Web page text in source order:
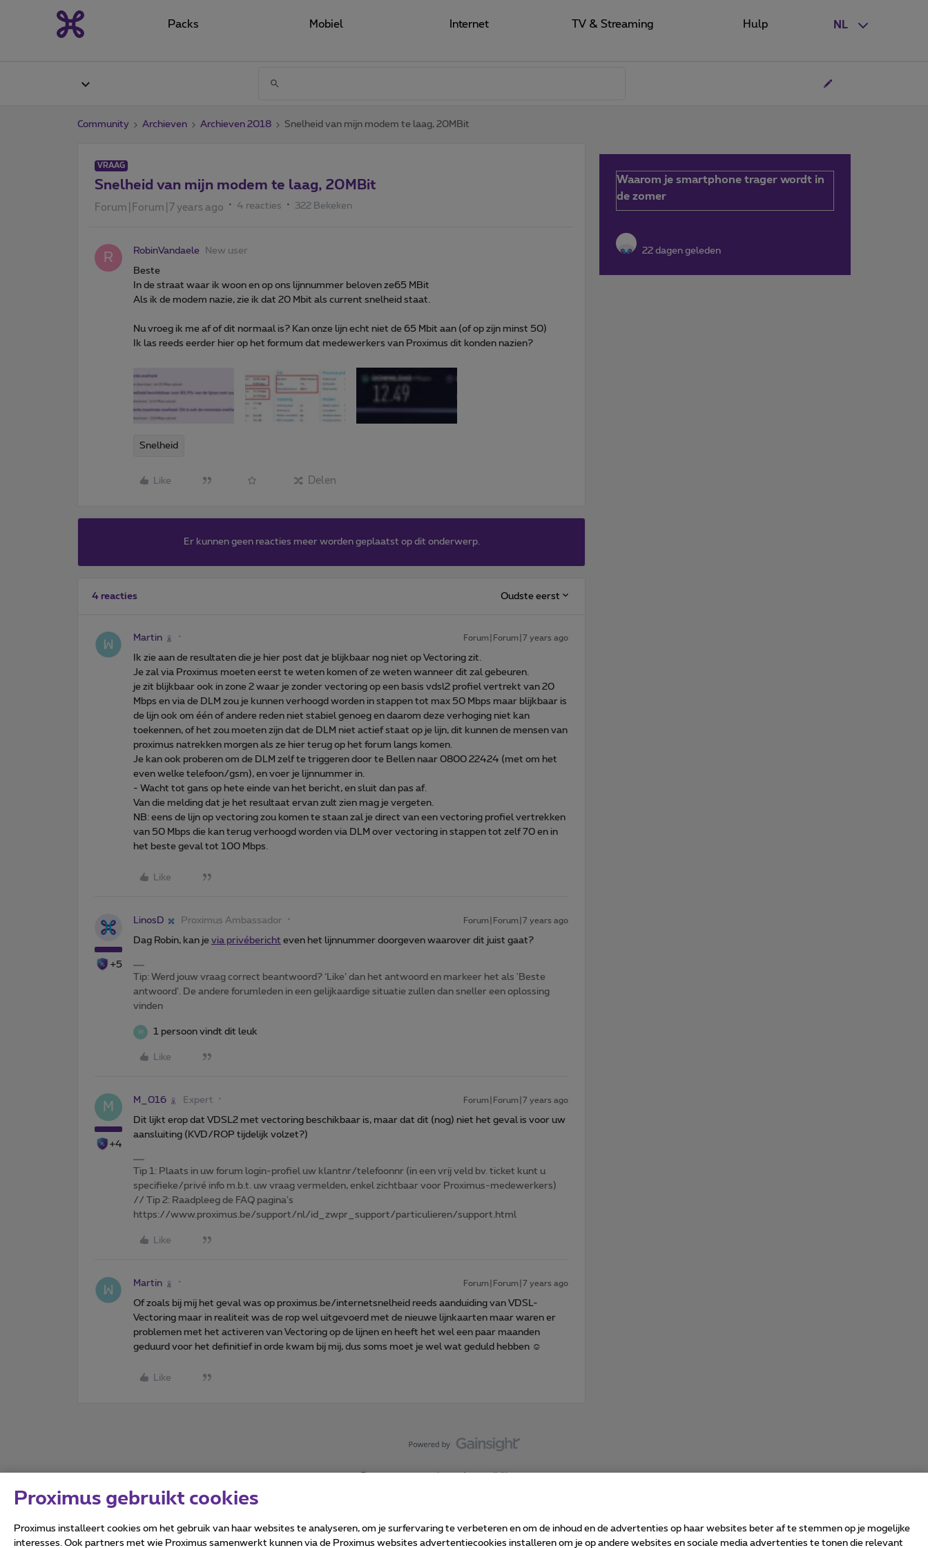
NL
Packs Mobiel Internet TV & Streaming Hulp
Community Archieven Archieven 2018 Snelheid van mijn modem te laag, 20MBit
VRAAG
Snelheid van mijn modem te laag, 20MBit
Forum|Forum|7 years ago 4 reacties 322 Bekeken
R RobinVandaele New user
Beste
In de straat waar ik woon en op ons lijnnummer beloven ze65 MBit
Als ik de modem nazie, zie ik dat 20 Mbit als current snelheid staat.
Nu vroeg ik me af of dit normaal is? Kan onze lijn echt niet de 65 Mbit aan (of op zijn minst 50)
Ik las reeds eerder hier op het formum dat medewerkers van Proximus dit konden nazien?
Snelheid
Like Delen
Er kunnen geen reacties meer worden geplaatst op dit onderwerp.
4 reacties Oudste eerst
Martin Forum|Forum|7 years ago
Ik zie aan de resultaten die je hier post dat je blijkbaar nog niet op Vectoring zit.
Je zal via Proximus moeten eerst te weten komen of ze weten wanneer dit zal gebeuren.
je zit blijkbaar ook in zone 2 waar je zonder vectoring op een basis vdsl2 profiel vertrekt van 20
Mbps en via de DLM zou je kunnen verhoogd worden in stappen tot max 50 Mbps maar blijkbaar is
de lijn ook om één of andere reden niet stabiel genoeg en daarom deze verhoging niet kan
toekennen, of het zou moeten zijn dat de DLM niet actief staat op je lijn, dit kunnen de mensen van
proximus natrekken morgen als ze hier terug op het forum langs komen.
Je kan ook proberen om de DLM zelf te triggeren door te Bellen naar 0800 22424 (met om het
even welke telefoon/gsm), en voer je lijnnummer in.
- Wacht tot gans op hete einde van het bericht, en sluit dan pas af.
Van die melding dat je het resultaat ervan zult zien mag je vergeten.
NB: eens de lijn op vectoring zou komen te staan zal je direct van een vectoring profiel vertrekken
van 50 Mbps die kan terug verhoogd worden via DLM over vectoring in stappen tot zelf 70 en in
het beste geval tot 100 Mbps.
Like
+5
LinosD Proximus Ambassador Forum|Forum|7 years ago
Dag Robin, kan je via privébericht even het lijnnummer doorgeven waarover dit juist gaat?
Tip: Werd jouw vraag correct beantwoord? ‘Like’ dan het antwoord en markeer het als 'Beste
antwoord'. De andere forumleden in een gelijkaardige situatie zullen dan sneller een oplossing
vinden
W 1 persoon vindt dit leuk
Like
M
+4
M_016 Expert Forum|Forum|7 years ago
Dit lijkt erop dat VDSL2 met vectoring beschikbaar is, maar dat dit (nog) niet het geval is voor uw
aansluiting (KVD/ROP tijdelijk volzet?)
Tip 1: Plaats in uw forum login-profiel uw klantnr/telefoonnr (in een vrij veld bv. ticket kunt u
specifieke/privé info m.b.t. uw vraag vermelden, enkel zichtbaar voor Proximus-medewerkers)
// Tip 2: Raadpleeg de FAQ pagina's
https://www.proximus.be/support/nl/id_zwpr_support/particulieren/support.html
Like
Martin Forum|Forum|7 years ago
Of zoals bij mij het geval was op proximus.be/internetsnelheid reeds aanduiding van VDSL-
Vectoring maar in realiteit was de rop wel uitgevoerd met de nieuwe lijnkaarten maar waren er
problemen met het activeren van Vectoring op de lijnen en heeft het wel een paar maanden
geduurd voor het definitief in orde kwam bij mij, dus soms moet je wel wat geduld hebben ☺️
Like
Waarom je smartphone trager wordt in
de zomer
22 dagen geleden
Proximus gebruikt cookies
Proximus installeert cookies om het gebruik van haar websites te analyseren, om je surfervaring te verbeteren en om de inhoud en de advertenties op haar websites beter af te stemmen op je mogelijke
interesses. Ook partners met wie Proximus samenwerkt kunnen via de Proximus websites advertentiecookies installeren om je op andere websites en sociale media advertenties te tonen die relevant